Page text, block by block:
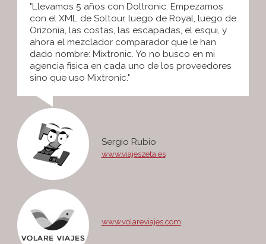
"Llevamos 5 años con Doltronic. Empezamos
con el XML de Soltour, luego de Royal, luego de
Orizonia, las costas, las escapadas, el esqui, y
ahora el mezclador comparador que le han
dado nombre: Mixtronic. Yo no busco en mi
agencia física en cada uno de los proveedores
sino que uso Mixtronic."
Sergio Rubio
www.viajeszeta.es
www.volareviajes.com